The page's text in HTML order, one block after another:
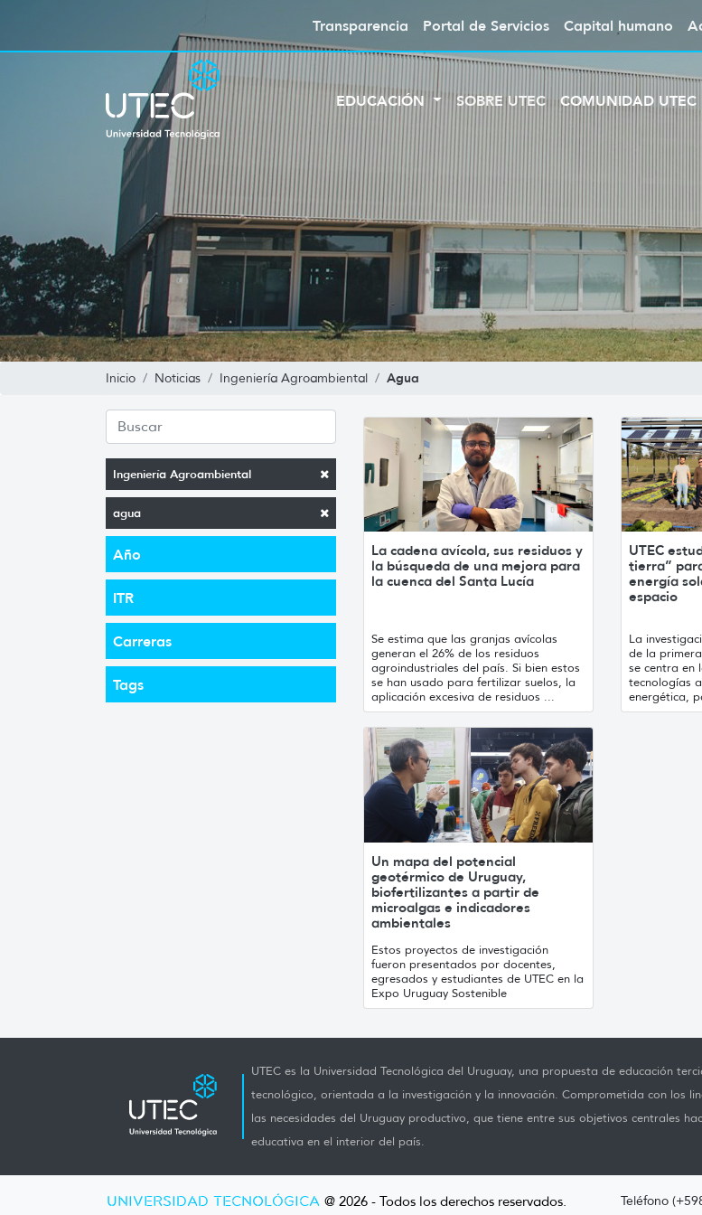
Transparencia Portal de Servicios Capital humano
EDUCACIÓN SOBRE UTEC COMUNIDAD UTEC
Inicio Noticias Ingeniería Agroambiental Agua
Ingeniería Agroambiental
agua
Año
ITR
Carreras
Tags
La cadena avícola, sus residuos y
la búsqueda de una mejora para
la cuenca del Santa Lucía
Se estima que las granjas avícolas
generan el 26% de los residuos
agroindustriales del país. Si bien estos
se han usado para fertilizar suelos, la
aplicación excesiva de residuos ...
UTEC
tierra”
energía
espacio
La
de la
se centra en
tecnologías
energética,
Un mapa del potencial
geotérmico de Uruguay,
biofertilizantes a partir de
microalgas e indicadores
ambientales
Estos proyectos de investigación
fueron presentados por docentes,
egresados y estudiantes de UTEC en la
Expo Uruguay Sostenible
UTEC es la Universidad Tecnológica del Uruguay, una propuesta de educación
tecnológico, orientada a la investigación y la innovación. Comprometida con los
las necesidades del Uruguay productivo, que tiene entre sus objetivos centrales
educativa en el interior del país.
UNIVERSIDAD TECNOLÓGICA @ 2026 - Todos los derechos reservados. Teléfono